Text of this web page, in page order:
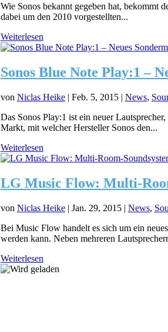
Wie Sonos bekannt gegeben hat, bekommt
dabei um den 2010 vorgestellten...
Weiterlesen
Sonos Blue Note Play:1 –
von Niclas Heike| Feb. 5, 2015| News,
Das Sonos Play:1 ist ein neuer
Markt, mit welcher Hersteller Sonos den...
Weiterlesen
LG Music Flow: Multi-
von Niclas Heike| Jan. 29, 2015| News,
Bei Music Flow handelt es sich um ein
werden kann. Neben mehreren
Weiterlesen